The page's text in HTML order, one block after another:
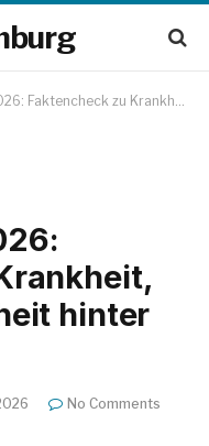
Santiano & Wahrheit hinter den Gerüchten
hinter
No Comments